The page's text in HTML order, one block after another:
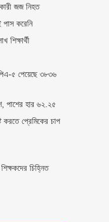
জজ নিহত
পাস করেনি
শিক্ষার্থী
৫ পেয়েছে ৩৮৩৬
পাশের হার ৬২.২৫
করতে প্রেমিকের চাপ
চিহ্নিত